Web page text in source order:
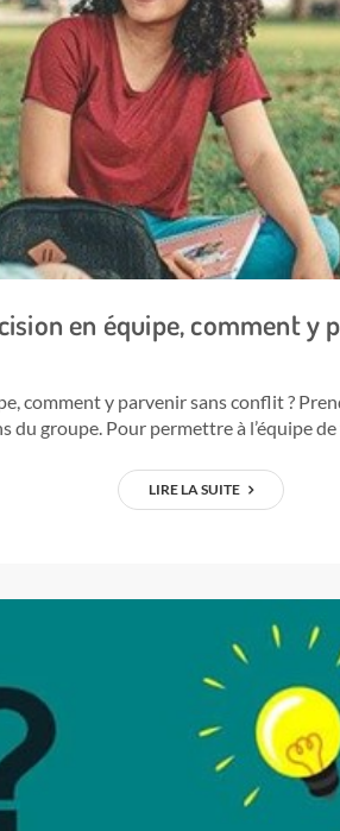
en équipe, comment y
comment y parvenir sans conflit ?
du groupe. Pour permettre à l’équipe de
LIRE LA SUITE